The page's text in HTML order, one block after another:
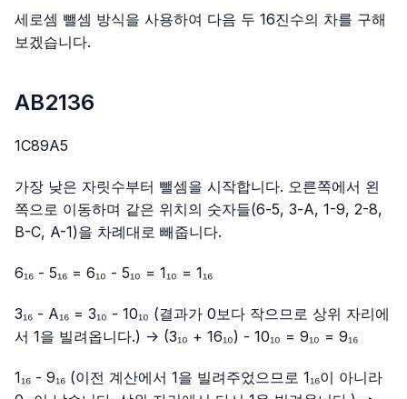
세로셈 뺄셈 방식을 사용하여 다음 두 16진수의 차를 구해
보겠습니다.
AB2136
1C89A5
가장 낮은 자릿수부터 뺄셈을 시작합니다. 오른쪽에서 왼
쪽으로 이동하며 같은 위치의 숫자들(6-5, 3-A, 1-9, 2-8,
B-C, A-1)을 차례대로 빼줍니다.
6₁₆ - 5₁₆ = 6₁₀ - 5₁₀ = 1₁₀ = 1₁₆
3₁₆ - A₁₆ = 3₁₀ - 10₁₀ (결과가 0보다 작으므로 상위 자리에
서 1을 빌려옵니다.) -> (3₁₀ + 16₁₀) - 10₁₀ = 9₁₀ = 9₁₆
1₁₆ - 9₁₆ (이전 계산에서 1을 빌려주었으므로 1₁₆이 아니라